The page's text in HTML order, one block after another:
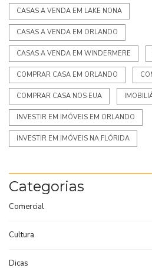
CASAS A VENDA EM LAKE NONA
CASAS A VENDA EM ORLANDO
CASAS A VENDA EM WINDERMERE
COMPRAR CASA EM ORLANDO
COMPRAR CASA NOS EUA
INVESTIR EM IMÓVEIS EM ORLANDO
INVESTIR EM IMÓVEIS NA FLÓRIDA
Categorias
Comercial
Cultura
Dicas